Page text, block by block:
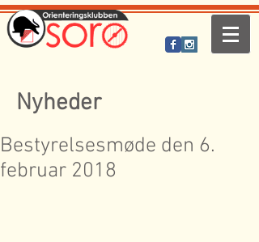
Nyheder
Bestyrelsesmøde den 6.
februar 2018